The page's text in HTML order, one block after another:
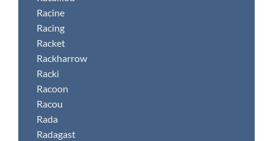
Racine
Racing
Racket
Rackharrow
Racki
Racoon
Racou
Rada
Radagast